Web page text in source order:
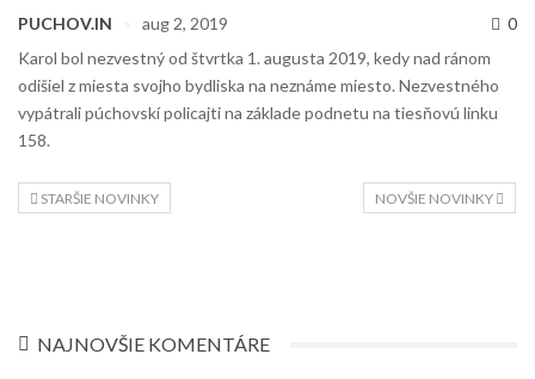
PUCHOV.IN aug 2, 2019
0
Karol bol nezvestný od štvrtka 1. augusta 2019, kedy nad ránom
odišiel z miesta svojho bydliska na neznáme miesto. Nezvestného
vypátrali púchovskí policajti na základe podnetu na tiesňovú linku
158.
STARŠIE NOVINKY NOVŠIE NOVINKY
NAJNOVŠIE KOMENTÁRE